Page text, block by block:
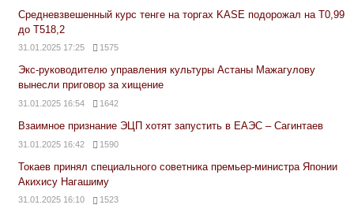
Средневзвешенный курс тенге на торгах KASE подорожал на Т0,99
до Т518,2
31.01.2025 17:25 1575
Экс-руководителю управления культуры Астаны Мажагулову
вынесли приговор за хищение
31.01.2025 16:54 1642
Взаимное признание ЭЦП хотят запустить в ЕАЭС – Сагинтаев
31.01.2025 16:42 1590
Токаев принял специального советника премьер-министра Японии
Акихису Нагашиму
31.01.2025 16:10 1523